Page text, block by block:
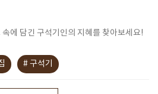
에 담긴 구석기인의 지혜를 찾아보세요!
# 구석기